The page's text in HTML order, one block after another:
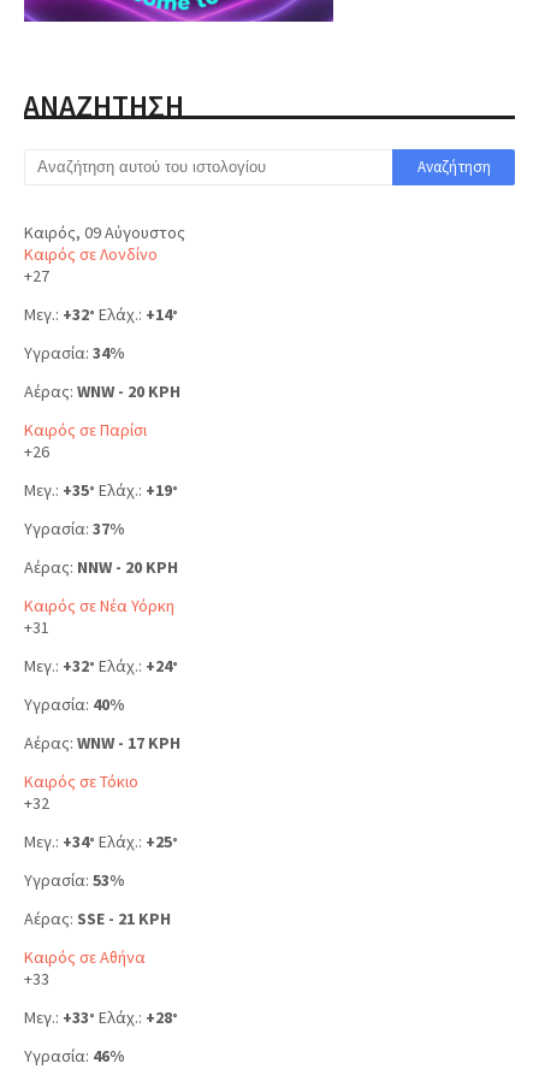
ΑΝΑΖΗΤΗΣΗ
Καιρός, 09 Αύγουστος
Καιρός σε Λονδίνο
+27
Μεγ.: +32° Ελάχ.: +14°
Υγρασία: 34%
Αέρας: WNW - 20 KPH
Καιρός σε Παρίσι
+26
Μεγ.: +35° Ελάχ.: +19°
Υγρασία: 37%
Αέρας: NNW - 20 KPH
Καιρός σε Νέα Υόρκη
+31
Μεγ.: +32° Ελάχ.: +24°
Υγρασία: 40%
Αέρας: WNW - 17 KPH
Καιρός σε Τόκιο
+32
Μεγ.: +34° Ελάχ.: +25°
Υγρασία: 53%
Αέρας: SSE - 21 KPH
Καιρός σε Αθήνα
+33
Μεγ.: +33° Ελάχ.: +28°
Υγρασία: 46%